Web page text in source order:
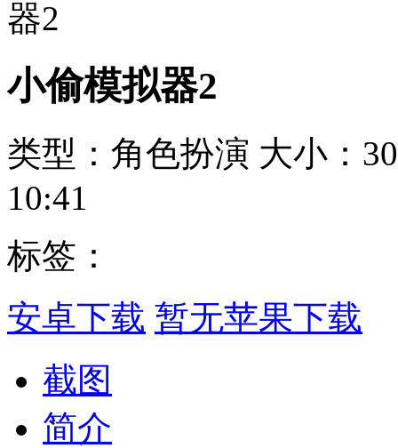
小偷模拟器2
类型：角色扮演 大小：
10:41
标签：
安卓下载 暂无苹果下载
截图
简介